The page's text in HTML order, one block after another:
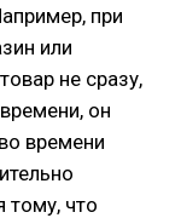
при
или
не сразу,
он
времени
тому, что